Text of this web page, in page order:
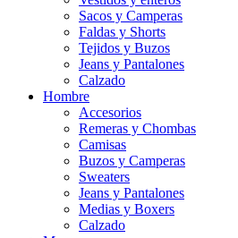
Sacos y Camperas
Faldas y Shorts
Tejidos y Buzos
Jeans y Pantalones
Calzado
Hombre
Accesorios
Remeras y Chombas
Camisas
Buzos y Camperas
Sweaters
Jeans y Pantalones
Medias y Boxers
Calzado